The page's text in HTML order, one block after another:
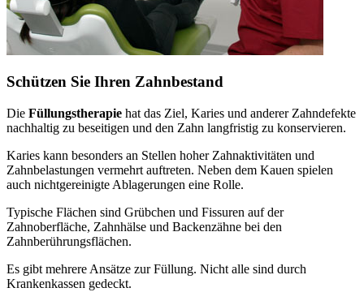
Schützen Sie Ihren Zahnbestand
Die Füllungstherapie hat das Ziel, Karies und anderer Zahndefekte
nachhaltig zu beseitigen und den Zahn langfristig zu konservieren.
Karies kann besonders an Stellen hoher Zahnaktivitäten und
Zahnbelastungen vermehrt auftreten. Neben dem Kauen spielen
auch nichtgereinigte Ablagerungen eine Rolle.
Typische Flächen sind Grübchen und Fissuren auf der
Zahnoberfläche, Zahnhälse und Backenzähne bei den
Zahnberührungsflächen.
Es gibt mehrere Ansätze zur Füllung. Nicht alle sind durch
Krankenkassen gedeckt.